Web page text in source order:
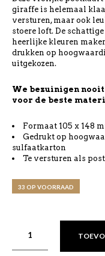
giraffe is helemaal
versturen, maar ook
stoere loft. De
heerlijke kleuren
drukken op
uitgekozen.
We bezuinigen
voor de beste
Formaat 105 x 148
Gedrukt op
sulfaatkarton
Te versturen als
33 OP VOORRAAD